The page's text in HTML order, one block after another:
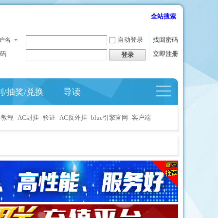
全站搜索
名 自动登录
找回密码
登录 立即注册
/抽奖/兑换 导读
教程 AC封挂 验证 AC反外挂 blue引擎官网 客户端